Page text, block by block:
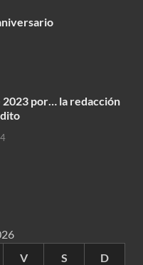
2023 por… la redacción
V S D